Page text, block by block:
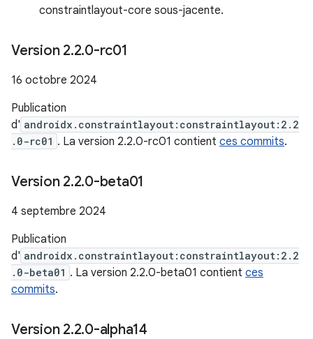
constraintlayout-core sous-jacente.
Version 2.2.0-rc01
16 octobre 2024
Publication
d' androidx.constraintlayout:constraintlayout:2.2
.0-rc01 . La version 2.2.0-rc01 contient ces commits.
Version 2.2.0-beta01
4 septembre 2024
Publication
d' androidx.constraintlayout:constraintlayout:2.2
.0-beta01 . La version 2.2.0-beta01 contient ces
commits.
Version 2.2.0-alpha14